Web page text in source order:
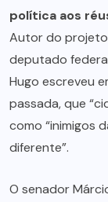
política aos
Autor do projeto
deputado
Hugo escreveu
passada, que
como “inimigos
diferente”.
O senador